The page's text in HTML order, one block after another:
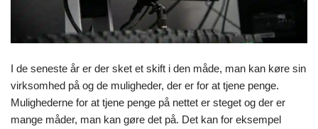
I de seneste år er der sket et skift i den måde, man kan køre sin
virksomhed på og de muligheder, der er for at tjene penge.
Mulighederne for at tjene penge på nettet er steget og der er
mange måder, man kan gøre det på. Det kan for eksempel